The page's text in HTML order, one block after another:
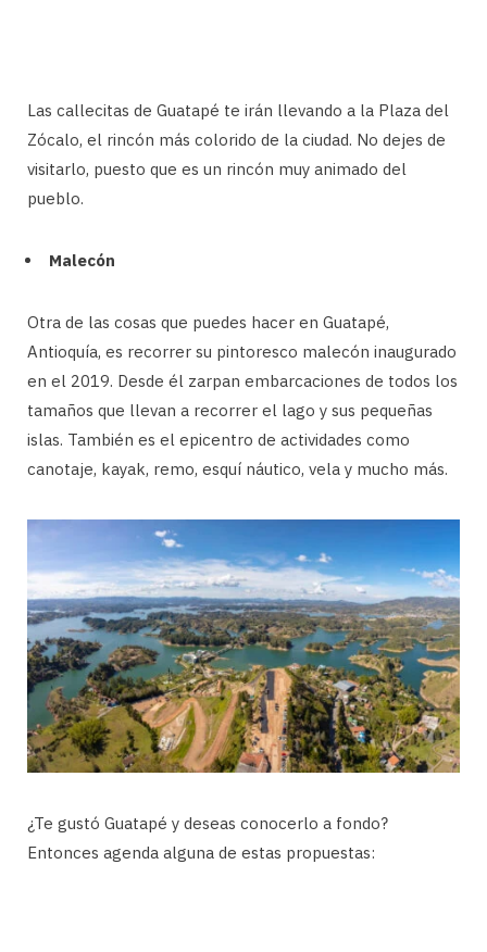
Las callecitas de Guatapé te irán llevando a la Plaza del
Zócalo, el rincón más colorido de la ciudad. No dejes de
visitarlo, puesto que es un rincón muy animado del
pueblo.
Malecón
Otra de las cosas que puedes hacer en Guatapé,
Antioquía, es recorrer su pintoresco malecón inaugurado
en el 2019. Desde él zarpan embarcaciones de todos los
tamaños que llevan a recorrer el lago y sus pequeñas
islas. También es el epicentro de actividades como
canotaje, kayak, remo, esquí náutico, vela y mucho más.
¿Te gustó Guatapé y deseas conocerlo a fondo?
Entonces agenda alguna de estas propuestas: